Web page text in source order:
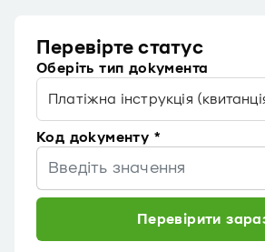
Перевірте статус
Оберіть тип документа
Платіжна інструкція
Код документу *
Перевірити